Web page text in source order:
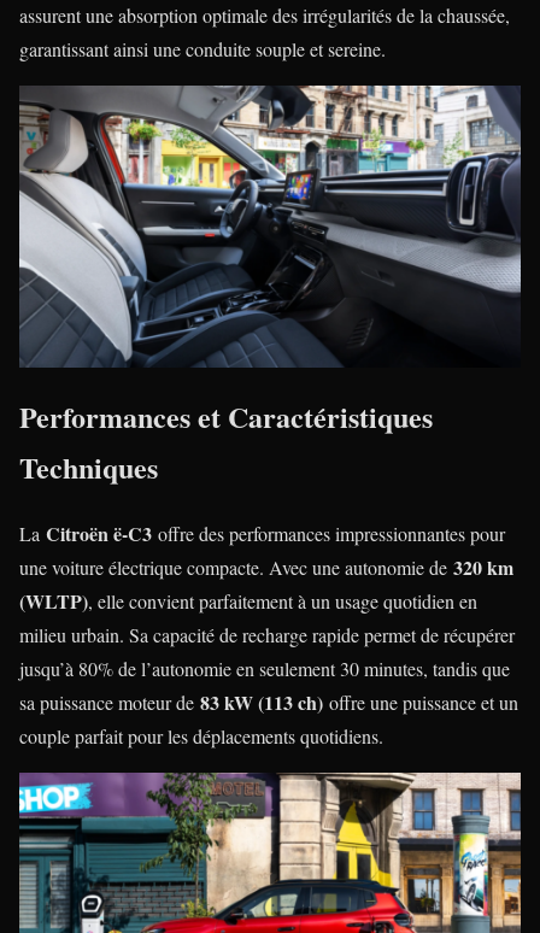
assurent une absorption optimale des irrégularités de la chaussée,
garantissant ainsi une conduite souple et sereine.
Performances et Caractéristiques
Techniques
La Citroën ë-C3 offre des performances impressionnantes pour
une voiture électrique compacte. Avec une autonomie de 320 km
(WLTP), elle convient parfaitement à un usage quotidien en
milieu urbain. Sa capacité de recharge rapide permet de récupérer
jusqu’à 80% de l’autonomie en seulement 30 minutes, tandis que
sa puissance moteur de 83 kW (113 ch) offre une puissance et un
couple parfait pour les déplacements quotidiens.